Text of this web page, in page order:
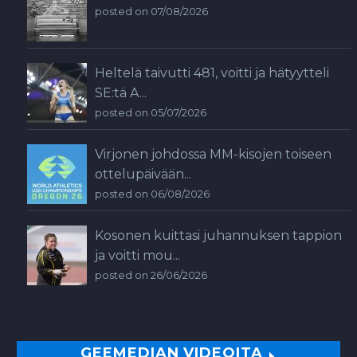
posted on 07/08/2026
Heltelä taivutti 481, voitti ja hätyytteli
SE:tä A...
posted on 05/07/2026
Virjonen johdossa MM-kisojen toiseen
ottelupäivään...
posted on 06/08/2026
Kosonen kuittasi juhannuksen tappion
ja voitti mou...
posted on 26/06/2026
GEEMEDIAN VIDEOITA